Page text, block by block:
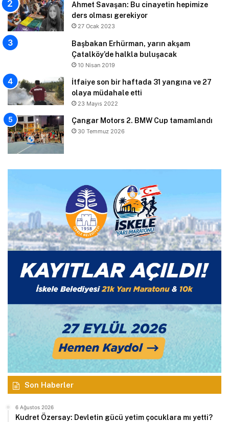
Ahmet Savaşan: Bu cinayetin hepimize
ders olması gerekiyor
27 Ocak 2023
Başbakan Erhürman, yarın akşam
Çatalköy’de halkla buluşacak
10 Nisan 2019
İtfaiye son bir haftada 31 yangına ve 27
olaya müdahale etti
23 Mayıs 2022
Çangar Motors 2. BMW Cup tamamlandı
30 Temmuz 2026
Son Haberler
6 Ağustos 2026
Kudret Özersay: Devletin gücü yetim çocuklara mı yetti?